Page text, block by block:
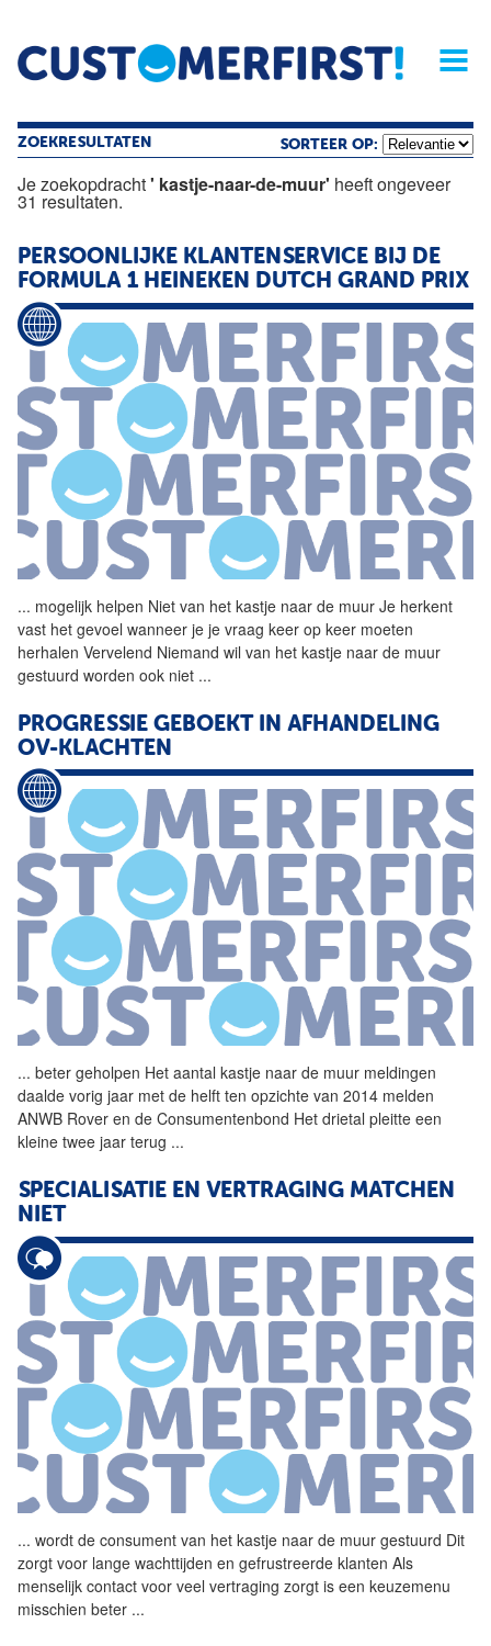
Home Opinie Archief
Magazine
ZOEKRESULTATEN SORTEER OP:
Je zoekopdracht' kastje-naar-de-muur' heeft ongeveer
31 resultaten.
PERSOONLIJKE KLANTENSERVICE BIJ DE
FORMULA 1 HEINEKEN DUTCH GRAND PRIX
... mogelijk helpen Niet van het kastje naar de muur Je herkent
vast het gevoel wanneer je je vraag keer op keer moeten
herhalen Vervelend Niemand wil van het kastje naar de muur
gestuurd worden ook niet ...
PROGRESSIE GEBOEKT IN AFHANDELING
OV-KLACHTEN
... beter geholpen Het aantal kastje naar de muur meldingen
daalde vorig jaar met de helft ten opzichte van 2014 melden
ANWB Rover en de Consumentenbond Het drietal pleitte een
kleine twee jaar terug ...
SPECIALISATIE EN VERTRAGING MATCHEN
NIET
... wordt de consument van het kastje naar de muur gestuurd Dit
zorgt voor lange wachttijden en gefrustreerde klanten Als
menselijk contact voor veel vertraging zorgt is een keuzemenu
misschien beter ...